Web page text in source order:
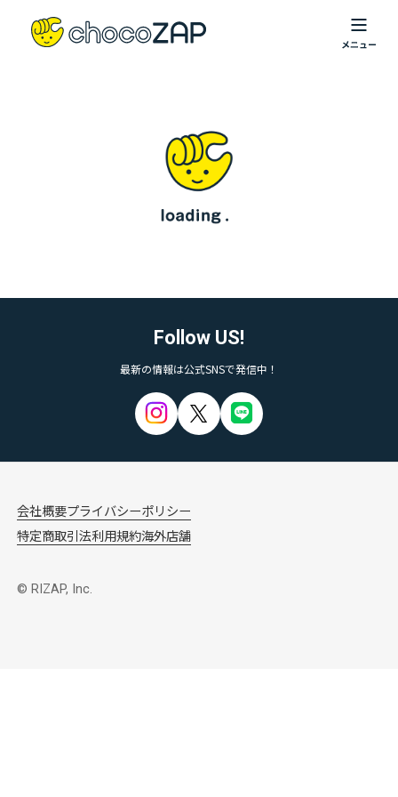
Follow US!
最新の情報は公式SNSで発信中！
会社概要プライバシーポリシー
特定商取引法利用規約海外店舗
© RIZAP, Inc.